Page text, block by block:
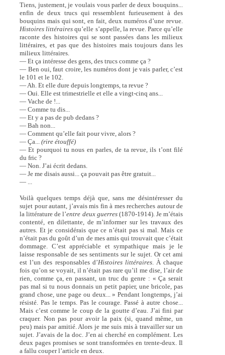
Tiens, justement, je voulais vous parler de deux bouquins...
enfin de deux trucs qui ressemblent furieusement à des
bouquins mais qui sont, en fait, deux numéros d’une revue.
Histoires littéraires qu’elle s’appelle, la revue. Parce qu’elle
raconte des histoires qui se sont passées dans les milieux
littéraires, et pas que des histoires mais toujours dans les
milieux littéraires.
— Et ça intéresse des gens, des trucs comme ça ?
— Ben oui, faut croire, les numéros dont je vais parler, c’est
le 101 et le 102.
— Ah. Et elle dure depuis longtemps, ta revue ?
— Oui. Elle est trimestrielle et elle a vingt-cinq ans...
— Vache de !...
— Comme tu dis...
— Et y a pas de pub dedans ?
— Bah non...
— Comment qu’elle fait pour vivre, alors ?
— Ça...(rire étouffé)
— Et pourquoi tu nous en parles, de ta revue, ils t’ont filé
du fric ?
— Non. J’ai écrit dedans.
— Je me disais aussi... ça pouvait pas être gratuit...
— ...
Voilà quelques temps déjà que, sans me désintéresser du
sujet pour autant, j’avais mis fin à mes recherches autour de
la littérature de l’entre deux guerres(1870-1914). Je m’étais
contenté, en dilettante, de m’informer sur les travaux des
autres. Et je considérais que ce n’était pas si mal. Mais ce
n’était pas du goût d’un de mes amis qui trouvait que c’était
dommage. C’est appréciable et sympathique mais je le
laisse responsable de ses sentiments sur le sujet. Or cet ami
est l’un des responsables d’Histoires littéraires. À chaque
fois qu’on se voyait, il n’était pas rare qu’il me dise, l’air de
rien, comme ça, en passant, un truc du genre : « Ça serait
pas mal si tu nous donnais un petit papier, une bricole, pas
grand chose, une page ou deux... » Pendant longtemps, j’ai
résisté. Pas le temps. Pas le courage. Passé à autre chose...
Mais c’est comme le coup de la goutte d’eau. J’ai fini par
craquer. Non pas pour avoir la paix (si, quand même, un
peu) mais par amitié. Alors je me suis mis à travailler sur un
sujet. J’avais de la doc. J’en ai cherché en complément. Les
deux pages promises se sont transformées en trente-deux. Il
a fallu couper l’article en deux.